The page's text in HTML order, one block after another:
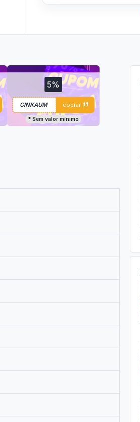
5%
copiar
* Sem valor mínimo